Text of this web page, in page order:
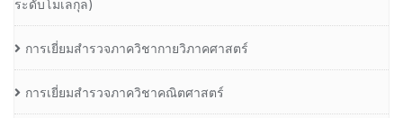
ระดับโมเลกุล)
การเยี่ยมสำรวจภาควิชากายวิภาคศาสตร์
การเยี่ยมสำรวจภาควิชาคณิตศาสตร์